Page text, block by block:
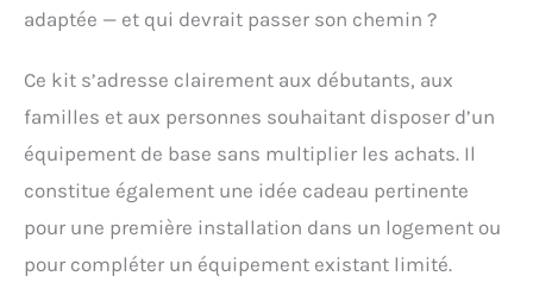
enroulez les extrémités
dénudées avec le ruban
adaptée — et qui devrait passer son chemin ?
Ce kit s’adresse clairement aux débutants, aux
familles et aux personnes souhaitant disposer d’un
équipement de base sans multiplier les achats. Il
constitue également une idée cadeau pertinente
pour une première installation dans un logement ou
pour compléter un équipement existant limité.